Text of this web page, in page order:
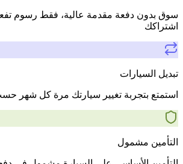
سوق بدون دفعة مقدمة عالية، فقط رسوم
اشتراكك
تبديل السيارات
استمتع بتجربة تغيير سيارتك مرة كل شهر
التأمين مشمول